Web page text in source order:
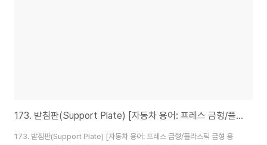
173. 받침판(Support Plate) [자동차 용어: 프레스 금형/플라스틱 금형 용어]
173. 받침판(Support Plate) [자동차 용어: 프레스 금형/플라스틱 금형 용